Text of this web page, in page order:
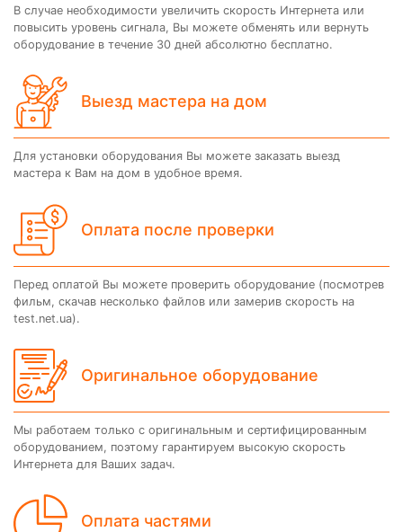
В случае необходимости увеличить скорость Интернета или
повысить уровень сигнала, Вы можете обменять или вернуть
оборудование в течение 30 дней абсолютно бесплатно.
Выезд мастера на дом
Для установки оборудования Вы можете заказать выезд
мастера к Вам на дом в удобное время.
Оплата после проверки
Перед оплатой Вы можете проверить оборудование (посмотрев
фильм, скачав несколько файлов или замерив скорость на
test.net.ua).
Оригинальное оборудование
Мы работаем только с оригинальным и сертифицированным
оборудованием, поэтому гарантируем высокую скорость
Интернета для Ваших задач.
Оплата частями